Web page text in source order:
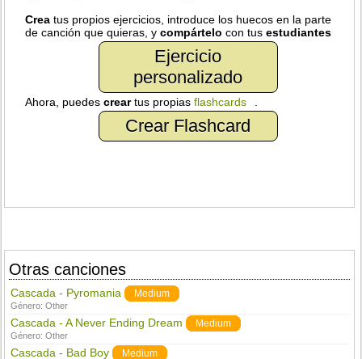
Crea tus propios ejercicios, introduce los huecos en la parte
de canción que quieras, ycompártelo con tusestudiantes
Ejercicio
personalizado
Ahora, puedescreartus propiasflashcards
Crear Flashcard
Otras canciones
Cascada - Pyromania Medium
Género:Other
Cascada - A Never Ending Dream Medium
Género:Other
Cascada - Bad Boy Medium